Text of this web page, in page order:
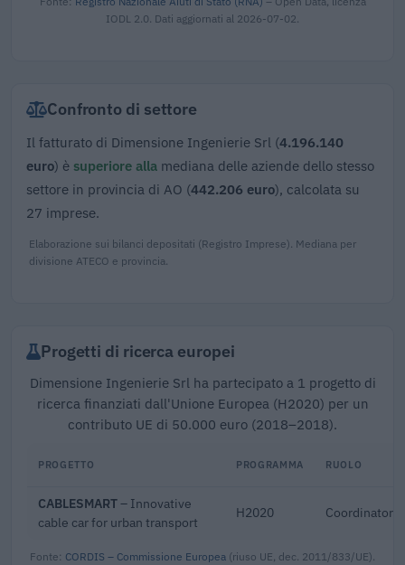
IODL 2.0. Dati aggiornati al 2026-07-02.
Confronto di settore
Il fatturato di Dimensione Ingenierie Srl (4.196.140
euro) è superiore alla mediana delle aziende dello stesso
settore in provincia di AO (442.206 euro), calcolata su
27 imprese.
Elaborazione sui bilanci depositati (Registro Imprese). Mediana per
divisione ATECO e provincia.
Progetti di ricerca europei
Dimensione Ingenierie Srl ha partecipato a 1 progetto di
ricerca finanziati dall'Unione Europea (H2020) per un
contributo UE di 50.000 euro (2018–2018).
PROGETTO PROGRAMMA RUOLO
CABLESMART– Innovative
cable car for urban transport
H2020 Coordinator
Fonte: CORDIS – Commissione Europea (riuso UE, dec. 2011/833/UE).